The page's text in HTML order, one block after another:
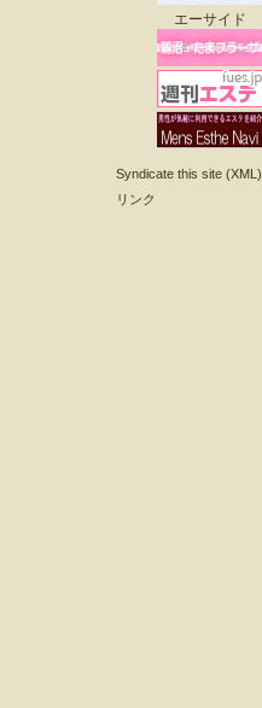
エーサイド
Syndicate this site (XML)
リンク